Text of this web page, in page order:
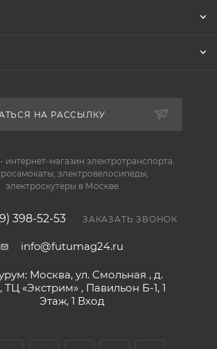
НА РАССЫЛКУ
интернет-магазин электротранспорта.
электровелосипеды,
электроскутеры в Москве
398-52-53 ЗАКАЗАТЬ ЗВОНОК
info@futumag24.ru
Москва, ул. Смольная , д.
ТЦ «Экстрим» , Павильон Б-1, 1
Этаж, 1 Вход